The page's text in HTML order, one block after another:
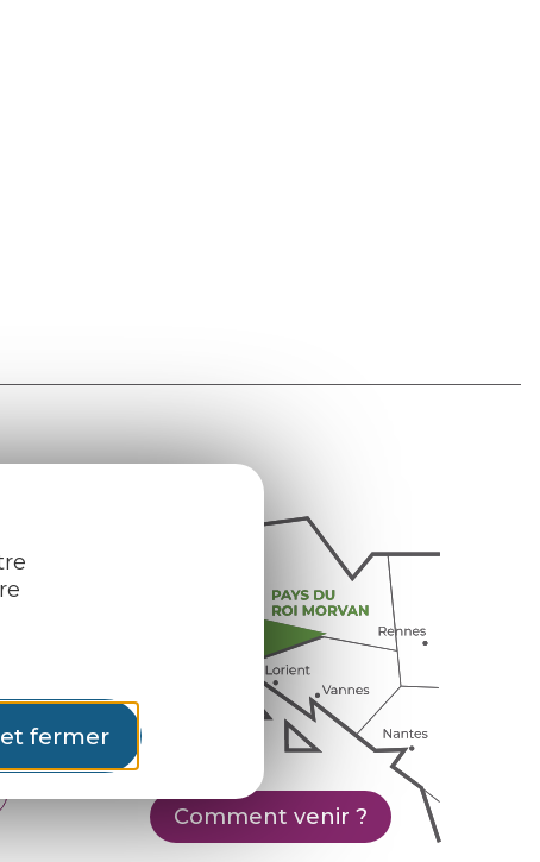
fermer
Comment venir ?